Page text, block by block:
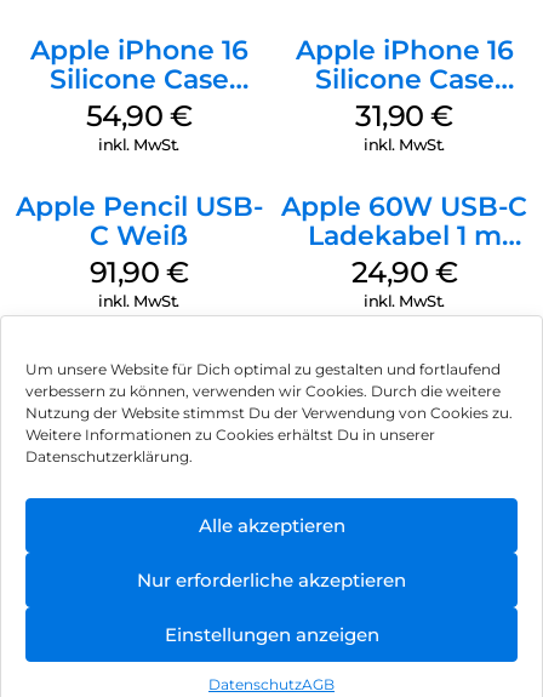
Um unsere Website für Dich optimal zu gestalten und fortlaufend
verbessern zu können, verwenden wir Cookies. Durch die weitere
Nutzung der Website stimmst Du der Verwendung von Cookies zu.
Weitere Informationen zu Cookies erhältst Du in unserer
Datenschutzerklärung.
Alle akzeptieren
Nur erforderliche akzeptieren
Einstellungen anzeigen
DatenschutzAGB
Apple iPhone 16
Silicone Case
MagSafe Black
54,90 €
inkl. MwSt.
Apple iPhone 16
Silicone Case
MagSafe Fuchsia
31,90€
inkl. MwSt.
Apple Pencil USB-
C Weiß
91,90 €
inkl. MwSt.
Apple 60W USB-C
Ladekabel 1 m
Weiß
24,90 €
inkl. MwSt.
Impressum
Hinweis zur Batterieentsorgung
Newsletter
, Brodos AG – All Rights Reserved.